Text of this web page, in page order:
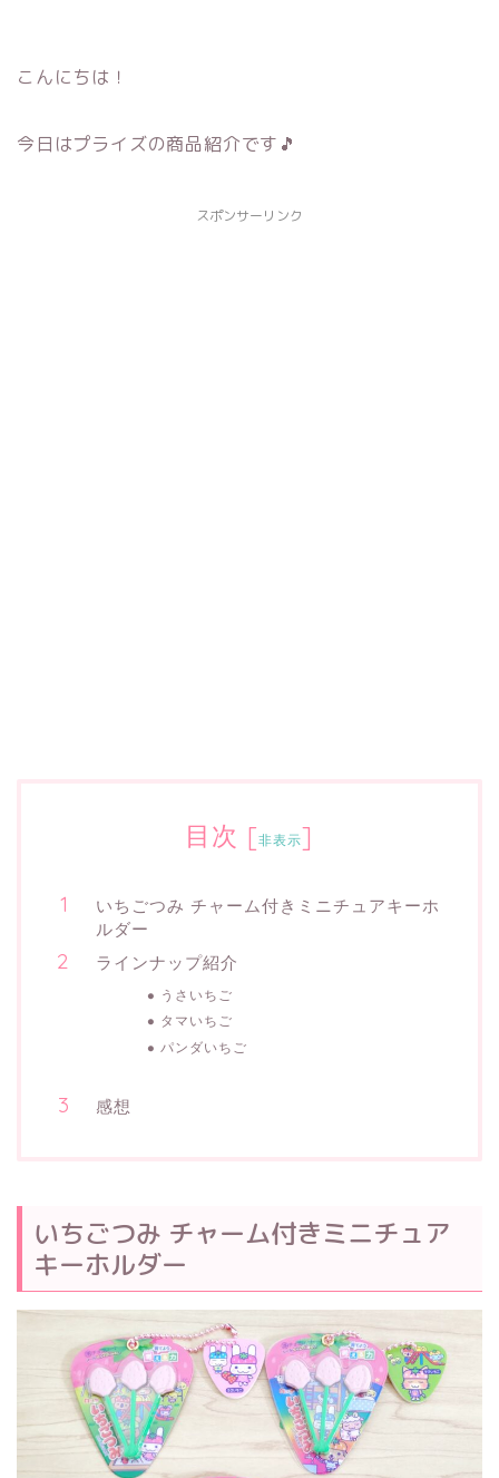
こんにちは！
今日はプライズの商品紹介です🎵
スポンサーリンク
目次 [非表示]
いちごつみ チャーム付きミニチュアキーホ
ルダー
ラインナップ紹介
うさいちご
タマいちご
パンダいちご
感想
いちごつみ チャーム付きミニチュア
キーホルダー